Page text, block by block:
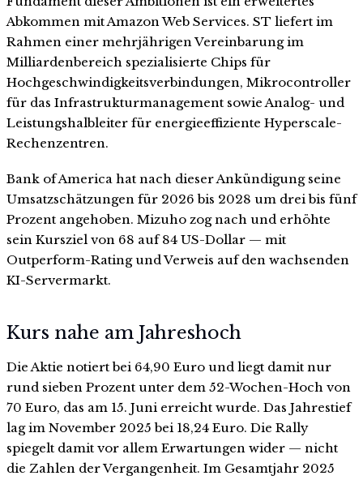
Abkommen mit Amazon Web Services. ST liefert im
Rahmen einer mehrjährigen Vereinbarung im
Milliardenbereich spezialisierte Chips für
Hochgeschwindigkeitsverbindungen, Mikrocontroller
für das Infrastrukturmanagement sowie Analog- und
Leistungshalbleiter für energieeffiziente Hyperscale-
Rechenzentren.
Bank of America hat nach dieser Ankündigung seine
Umsatzschätzungen für 2026 bis 2028 um drei bis fünf
Prozent angehoben. Mizuho zog nach und erhöhte
sein Kursziel von 68 auf 84 US-Dollar — mit
Outperform-Rating und Verweis auf den wachsenden
KI-Servermarkt.
Kurs nahe am Jahreshoch
Die Aktie notiert bei 64,90 Euro und liegt damit nur
rund sieben Prozent unter dem 52-Wochen-Hoch von
70 Euro, das am 15. Juni erreicht wurde. Das Jahrestief
lag im November 2025 bei 18,24 Euro. Die Rally
spiegelt damit vor allem Erwartungen wider — nicht
die Zahlen der Vergangenheit. Im Gesamtjahr 2025